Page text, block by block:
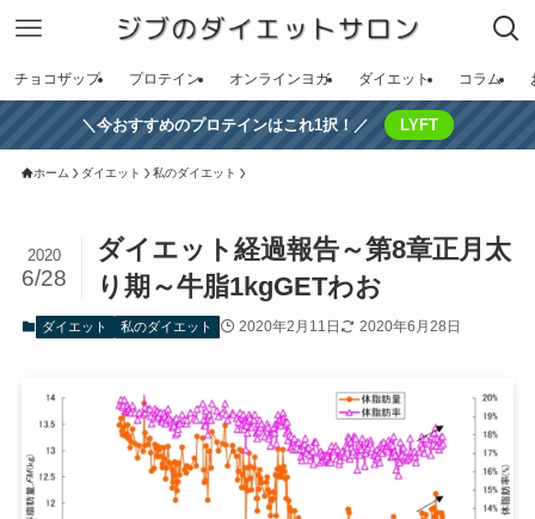
チョコザップ プロテイン オンラインヨガ ダイエット コラム
＼今おすすめのプロテインはこれ1択！／ LYFT
ホーム ダイエット 私のダイエット
ダイエット経過報告～第8章正月太
り期～牛脂1kgGETわお
2020
6/28
ダイエット 私のダイエット 2020年2月11日 2020年6月28日